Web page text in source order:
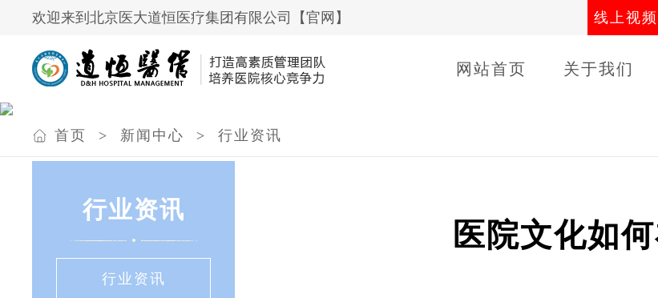
线上视
欢迎来到北京医大道恒医疗集团有限公司【官网】
网站首页 关于我们
首页 > 新闻中心 > 行业资讯
行业资讯
行业资讯
医院文化如